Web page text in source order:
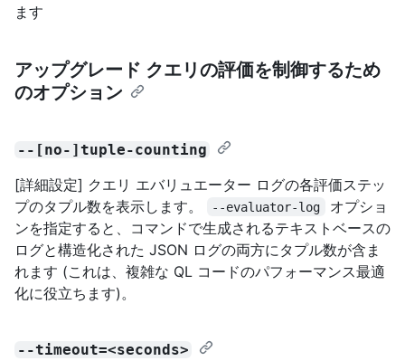
ます
アップグレード クエリの評価を制御するため
のオプション
--[no-]tuple-counting
[詳細設定] クエリ エバリュエーター ログの各評価ステッ
プのタプル数を表示します。
--evaluator-log
オプショ
ンを指定すると、コマンドで生成されるテキストベースの
ログと構造化された JSON ログの両方にタプル数が含ま
れます (これは、複雑な QL コードのパフォーマンス最適
化に役立ちます)。
--timeout=<seconds>